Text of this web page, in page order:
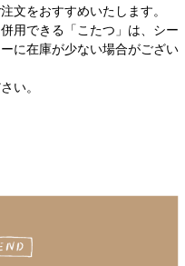
文をおすすめいたします。
用できる「こたつ」は、シー
に在庫が少ない場合がござい
い。